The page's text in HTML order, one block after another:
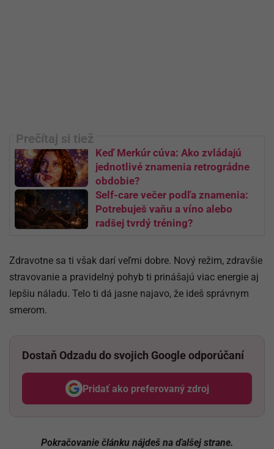
Keď Merkúr cúva: Ako zvládajú
jednotlivé znamenia retrográdne
obdobie?
Self-care večer podľa znamenia:
Potrebuješ vaňu a víno alebo
radšej tvrdý tréning?
Zdravotne sa ti však darí veľmi dobre. Nový režim, zdravšie
stravovanie a pravidelný pohyb ti prinášajú viac energie aj
lepšiu náladu. Telo ti dá jasne najavo, že ideš správnym
smerom.
Dostaň Odzadu do svojich Google odporúčaní
Pridať ako preferovaný zdroj
Odzadu, odkaz sa otvorí v
Pokračovanie článku nájdeš na ďalšej strane.